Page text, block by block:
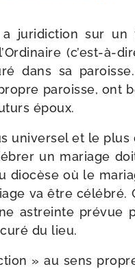
juri­dic­tion sur un
(c’est-à-
dans sa
paroisse, ont
époux.
uni­ver­sel et le
un mariage
dio­cèse où le
va être célé­bré.
astreinte pré­vue
du lieu.
» au sens